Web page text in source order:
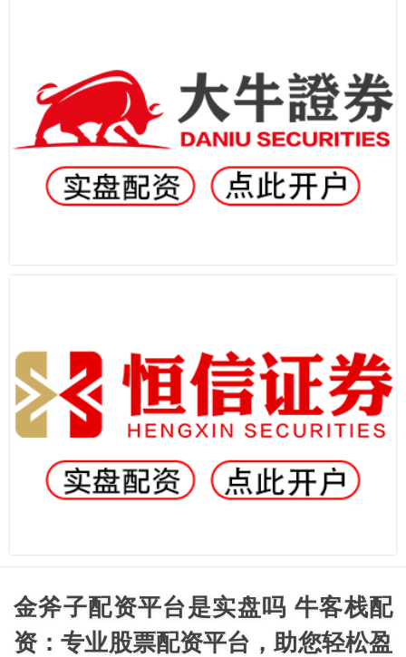
金斧子配资平台是实盘吗 牛客栈配
资：专业股票配资平台，助您轻松盈